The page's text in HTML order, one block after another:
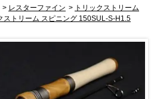
> レスターファイン > トリックストリーム
ストリーム スピニング 150SUL-S-H1.5